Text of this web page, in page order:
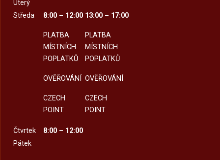
Úterý
Středa
8:00 – 12:00
PLATBA
MÍSTNÍCH
POPLATKŮ
OVĚŘOVÁNÍ
CZECH
POINT
13:00 – 17:00
PLATBA
MÍSTNÍCH
POPLATKŮ
OVĚŘOVÁNÍ
CZECH
POINT
Čtvrtek
8:00 – 12:00
Pátek